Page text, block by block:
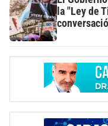
la "Ley de